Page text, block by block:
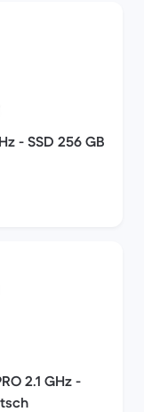
- SSD 256 GB
2.1 GHz -